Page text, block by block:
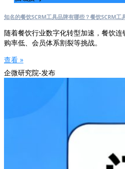
知名的餐饮SCRM工具品牌有哪些？餐饮SCRM工
随着餐饮行业数字化转型加速，餐饮
购率低、会员体系割裂等挑战。
查看 »
企微研究院-发布